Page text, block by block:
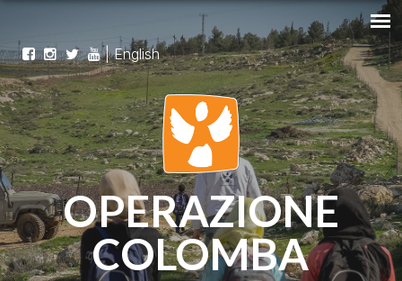
|English
OPERAZIONE
COLOMBA